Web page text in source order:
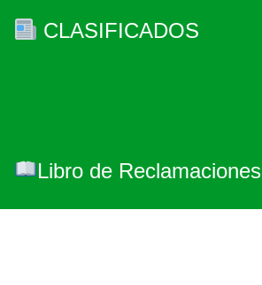
CLASIFICADOS
Libro de Reclamaciones